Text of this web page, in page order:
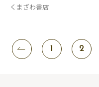
くまざわ書店
1 2